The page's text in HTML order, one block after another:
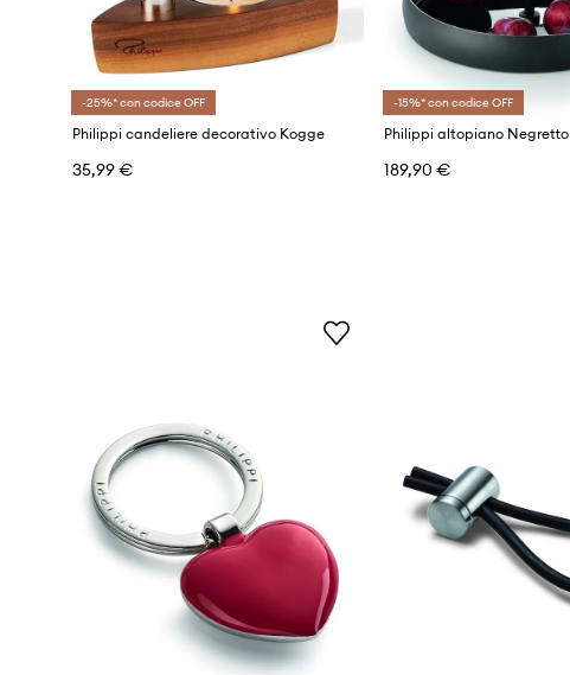
-25%* con codice OFF
Philippi candeliere decorativo Kogge
35,99 €
-15%* con codice OFF
Philippi altopiano Negretto
189,90 €